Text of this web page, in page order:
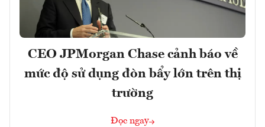
CEO JPMorgan Chase cảnh báo về
mức độ sử dụng đòn bẩy lớn trên thị
trường
Đọc ngay